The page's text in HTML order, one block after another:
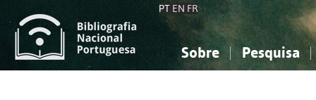
PT EN FR
Sobre Pesquisa